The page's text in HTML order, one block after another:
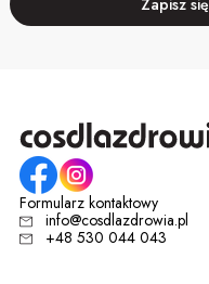
Zapisz się
Formularz kontaktowy
info@cosdlazdrowia.pl
+48 530 044 043